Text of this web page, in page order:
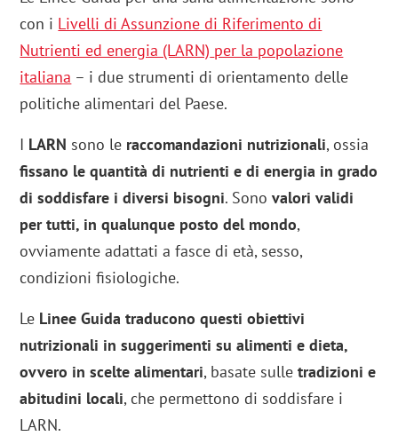
con i Livelli di Assunzione di Riferimento di
Nutrienti ed energia (LARN) per la popolazione
italiana – i due strumenti di orientamento delle
politiche alimentari del Paese.
I LARN sono le raccomandazioni nutrizionali, ossia
fissano le quantità di nutrienti e di energia in grado
di soddisfare i diversi bisogni. Sonovalori validi
per tutti, in qualunque posto del mondo,
ovviamente adattati a fasce di età, sesso,
condizioni fisiologiche.
Le Linee Guida traducono questi obiettivi
nutrizionali in suggerimenti su alimenti e dieta,
ovvero in scelte alimentari, basate sulletradizioni e
abitudini locali, che permettono di soddisfare i
LARN.